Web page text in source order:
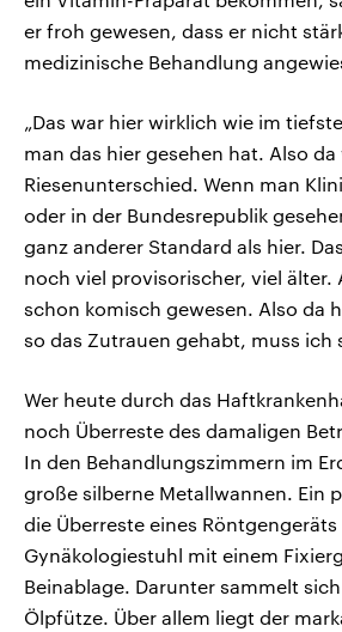
er froh gewesen, dass er nicht
medizinische Behandlung
„Das war hier wirklich wie im
man das hier gesehen hat. Also da
Riesenunterschied. Wenn man
oder in der Bundesrepublik
ganz anderer Standard als hier.
noch viel provisorischer, viel älter.
schon komisch gewesen. Also da
so das Zutrauen gehabt, muss ich
Wer heute durch das
noch Überreste des damaligen
In den Behandlungszimmern im
große silberne Metallwannen. Ein
die Überreste eines
Gynäkologiestuhl mit einem
Beinablage. Darunter sammelt
Ölpfütze. Über allem liegt der